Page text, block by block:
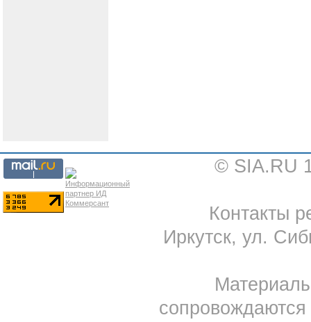
© SIA.RU
Контакты
Иркутск, ул.